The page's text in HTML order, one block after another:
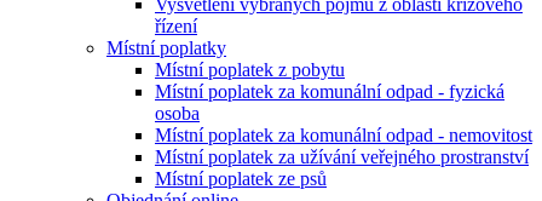
Vysvětlení vybraných pojmů z oblasti krizového
řízení
Místní poplatky
Místní poplatek z pobytu
Místní poplatek za komunální odpad - fyzická
osoba
Místní poplatek za komunální odpad - nemovitost
Místní poplatek za užívání veřejného prostranství
Místní poplatek ze psů